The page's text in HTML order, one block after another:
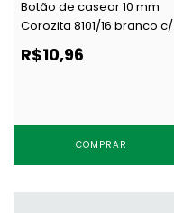
Botão de casear 10 mm
Corozita 8101/16 branco c/
144 un
R$10,96
COMPRAR